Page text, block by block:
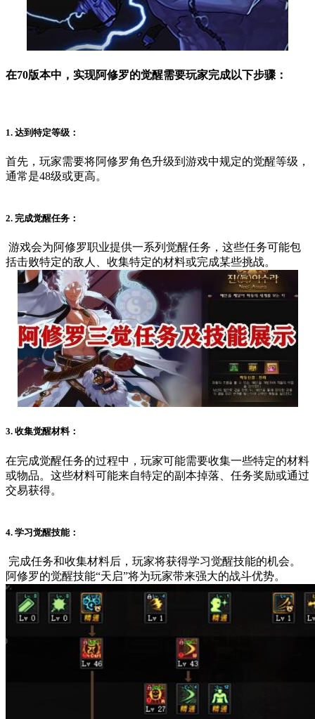
在70版本中，实现阿修罗的觉醒需要玩家完成以下步骤：
1. 达到特定等级：
首先，玩家需要将阿修罗角色升级到游戏中规定的觉醒等级，
通常是48级或更高。
2. 完成觉醒任务：
游戏会为阿修罗职业提供一系列觉醒任务，这些任务可能包
括击败特定的敌人、收集特定的材料或完成某些挑战。
3. 收集觉醒材料：
在完成觉醒任务的过程中，玩家可能需要收集一些特定的材料
或物品。这些材料可能来自特定的副本掉落、任务奖励或通过
交易获得。
4. 学习觉醒技能：
完成任务和收集材料后，玩家将获得学习觉醒技能的机会。
阿修罗的觉醒技能“天启”将为玩家带来强大的战斗优势。